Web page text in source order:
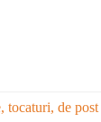
tocaturi, de